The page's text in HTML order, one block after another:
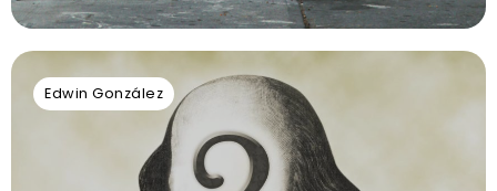
Edwin González